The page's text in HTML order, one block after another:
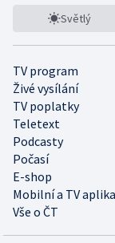
Světlý
TV program
Živé vysílání
TV poplatky
Teletext
Podcasty
Počasí
E-shop
Mobilní a TV
Vše o ČT